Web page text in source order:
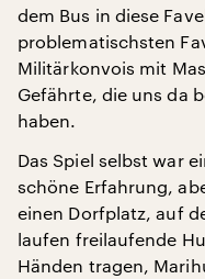
dem Bus in diese
problematischsten
Militärkonvois mit
Gefährte, die uns da
haben.
Das Spiel selbst war
schöne Erfahrung,
einen Dorfplatz, auf
laufen freilaufende
Händen tragen,